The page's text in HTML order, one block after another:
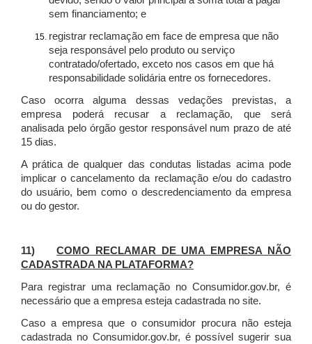
sem financiamento; e
registrar reclamação em face de empresa que não
seja responsável pelo produto ou serviço
contratado/ofertado, exceto nos casos em que há
responsabilidade solidária entre os fornecedores.
Caso ocorra alguma dessas vedações previstas, a
empresa poderá recusar a reclamação, que será
analisada pelo órgão gestor responsável num prazo de até
15 dias.
A prática de qualquer das condutas listadas acima pode
implicar o cancelamento da reclamação e/ou do cadastro
do usuário, bem como o descredenciamento da empresa
ou do gestor.
11)COMO RECLAMAR DE UMA EMPRESA NÃO
CADASTRADA NA PLATAFORMA?
Para registrar uma reclamação no Consumidor.gov.br, é
necessário que a empresa esteja cadastrada no site.
Caso a empresa que o consumidor procura não esteja
cadastrada no Consumidor.gov.br, é possível sugerir sua